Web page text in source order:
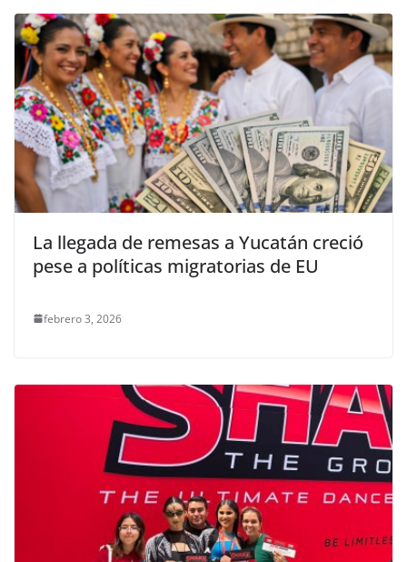
La llegada de remesas a Yucatán creció
pese a políticas migratorias de EU
febrero 3, 2026